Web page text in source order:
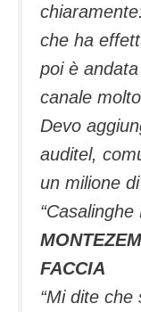
che ha
poi è
canale
Devo
auditel,
un milione
FACCIA
“Mi dite